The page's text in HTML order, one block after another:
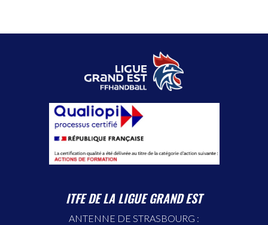
ITFE DE LA LIGUE GRAND EST
ANTENNE DE STRASBOURG :